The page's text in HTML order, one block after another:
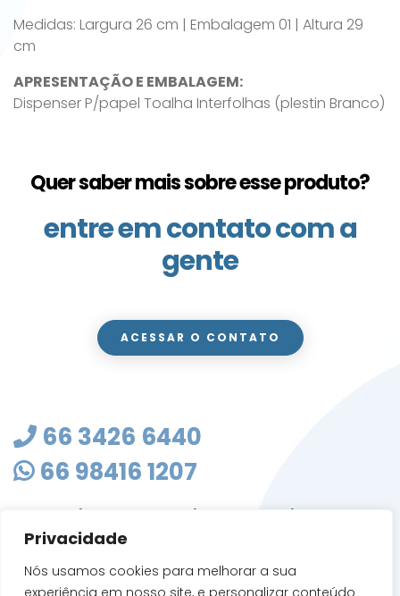
Privacidade
Nós usamos cookies para melhorar a sua
experiência em nosso site, e personalizar conteúdo
Medidas: Largura 26 cm | Embalagem 01 | Altura 29
cm
APRESENTAÇÃO E EMBALAGEM:
Dispenser P/papel Toalha Interfolhas (plestin Branco)
Quer saber mais sobre esse produto?
entre em contato com a
gente
ACESSAR O CONTATO
66 3426 6440
66 98416 1207
masterclean@mastercleanmt.com.br
Rua Sete de Setembro, 103 - Vila Birigui
CEP 78705-010